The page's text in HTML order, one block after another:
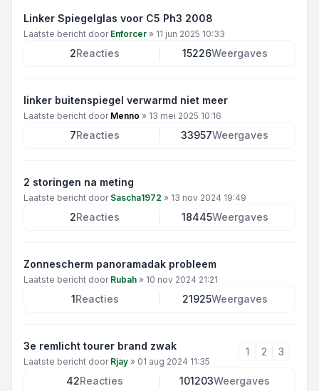
Linker Spiegelglas voor C5 Ph3 2008
Laatste bericht door Enforcer » 11 jun 2025 10:33
2Reacties 15226Weergaves
linker buitenspiegel verwarmd niet meer
Laatste bericht door Menno » 13 mei 2025 10:16
7Reacties 33957Weergaves
2 storingen na meting
Laatste bericht door Sascha1972 » 13 nov 2024 19:49
2Reacties 18445Weergaves
Zonnescherm panoramadak probleem
Laatste bericht door Rubah » 10 nov 2024 21:21
1Reacties 21925Weergaves
3e remlicht tourer brand zwak
Laatste bericht door Rjay » 01 aug 2024 11:35
1 2 3
42Reacties 101203Weergaves